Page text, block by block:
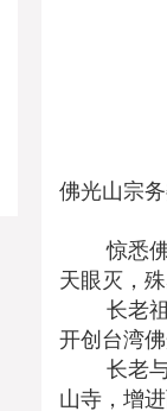
佛光山宗务
惊悉佛光
天眼灭，
长老祖籍
开创台湾
长老与湖
山寺，增